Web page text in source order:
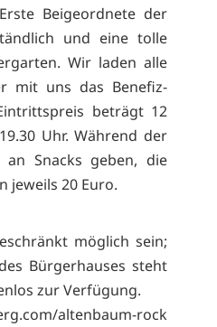
Beigeordnete der
und eine tolle
Wir laden alle
mit uns das Benefiz-
beträgt 12
Uhr. Während der
Snacks geben, die
jeweils 20 Euro.
möglich sein;
Bürgerhauses steht
zur Verfügung.
altenbaum-rock